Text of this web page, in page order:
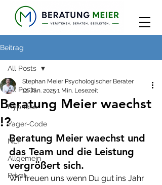
Beitrag
All Posts
Hypnose
Yager-Code
NLP
Allgemein
Privat
All Posts
Beratung Meier waechst
!?
Stephan Meier Psychologischer Berater
12. Jan. 2025 1 Min. Lesezeit
Beratung Meier waechst und
das Team und die Leistung
vergrößert sich.
Wir freuen uns wenn Du gut ins Jahr